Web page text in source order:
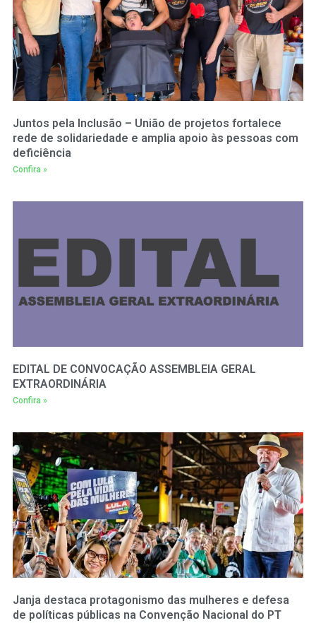
Juntos pela Inclusão – União de projetos fortalece
rede de solidariedade e amplia apoio às pessoas com
deficiência
Confira »
EDITAL DE CONVOCAÇÃO ASSEMBLEIA GERAL
EXTRAORDINÁRIA
Confira »
Janja destaca protagonismo das mulheres e defesa
de políticas públicas na Convenção Nacional do PT